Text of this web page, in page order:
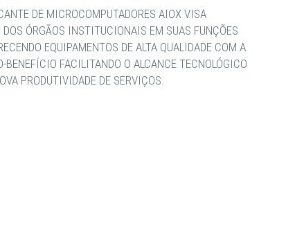
DE MICROCOMPUTADORES AIOX VISA
DOS ÓRGÃOS INSTITUCIONAIS EM SUAS FUNÇÕES
EQUIPAMENTOS DE ALTA QUALIDADE COM A
BENEFÍCIO FACILITANDO O ALCANCE TECNOLÓGICO
PRODUTIVIDADE DE SERVIÇOS.